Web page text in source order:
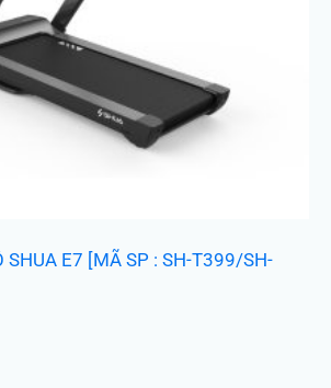
SHUA E7 [MÃ SP : SH-T399/SH-